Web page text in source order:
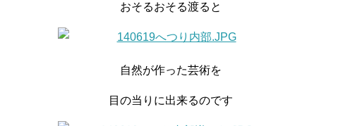
おそるおそる渡ると
自然が作った芸術を
目の当りに出来るのです